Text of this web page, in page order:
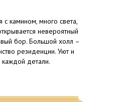
с камином, много света,
невероятный
бор. Большой холл –
резиденции. Уют и
детали.